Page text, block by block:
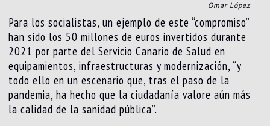
Omar López
Para los socialistas, un ejemplo de este “compromiso”
han sido los 50 millones de euros invertidos durante
2021 por parte del Servicio Canario de Salud en
equipamientos, infraestructuras y modernización, “y
todo ello en un escenario que, tras el paso de la
pandemia, ha hecho que la ciudadanía valore aún más
la calidad de la sanidad pública”.